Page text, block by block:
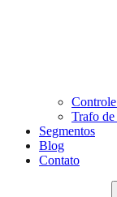
Trafo
Segmentos
Blog
Contato